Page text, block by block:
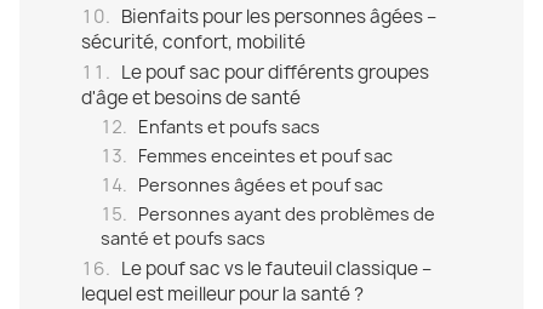
Bienfaits pour les personnes âgées –
sécurité, confort, mobilité
Le pouf sac pour différents groupes
d'âge et besoins de santé
Enfants et poufs sacs
Femmes enceintes et pouf sac
Personnes âgées et pouf sac
Personnes ayant des problèmes de
santé et poufs sacs
Le pouf sac vs le fauteuil classique –
lequel est meilleur pour la santé ?